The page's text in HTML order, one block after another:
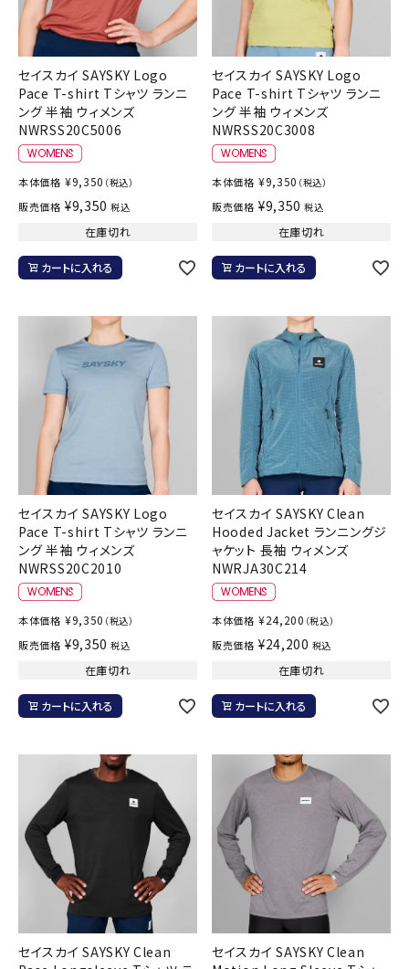
セイスカイ SAYSKY Logo
Pace T-shirt Tシャツ ランニ
ング 半袖 ウィメンズ
NWRSS20C5006
本体価格 ¥9,350 （税込）
販売価格 ¥9,350 税込
在庫切れ
カートに入れる
セイスカイ SAYSKY Logo
Pace T-shirt Tシャツ ランニ
ング 半袖 ウィメンズ
NWRSS20C3008
本体価格 ¥9,350 （税込）
販売価格 ¥9,350 税込
在庫切れ
カートに入れる
セイスカイ SAYSKY Logo
Pace T-shirt Tシャツ ランニ
ング 半袖 ウィメンズ
NWRSS20C2010
本体価格 ¥9,350 （税込）
販売価格 ¥9,350 税込
在庫切れ
カートに入れる
セイスカイ SAYSKY Clean
Hooded Jacket ランニングジ
ャケット 長袖 ウィメンズ
NWRJA30C214
本体価格 ¥24,200 （税込）
販売価格 ¥24,200 税込
在庫切れ
カートに入れる
セイスカイ SAYSKY Clean
セイスカイ SAYSKY Clean